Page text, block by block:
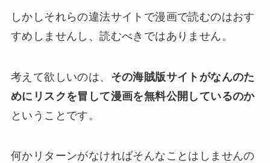
しかしそれらの違法サイトで漫画で読むのはおす
すめしませんし、読むべきではありません。
考えて欲しいのは、 その海賊版サイトがなんのた
めにリスクを冒して漫画を無料公開しているのか
ということです。
何かリターンがなければそんなことはしませんの